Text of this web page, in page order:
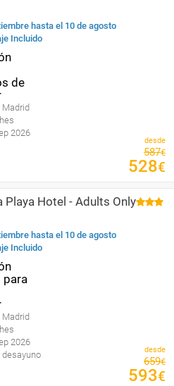
hasta el 10 de agosto
Incluido
2026
desde
587€
528€
Playa Hotel - Adults Only
hasta el 10 de agosto
Incluido
2026
desde
659€
593€